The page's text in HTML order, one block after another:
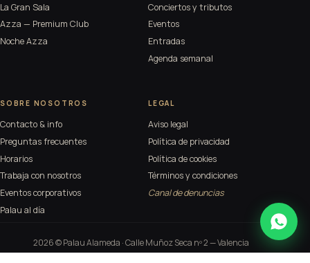
La Gran Sala
Azza — Premium Club
Noche Azza
Conciertos y tributos
Eventos
Entradas
Agenda semanal
SOBRE NOSOTROS
Contacto & info
Preguntas frecuentes
Horarios
Trabaja con nosotros
Eventos corporativos
Palau al día
LEGAL
Aviso legal
Política de privacidad
Política de cookies
Términos y condiciones
Canal de denuncias
2026 © Palau Alameda ·Calle Muñoz Seca nº 2— Valencia